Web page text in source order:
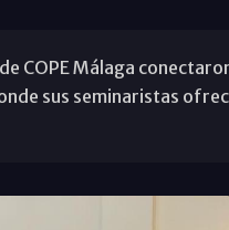
COPE Málaga
sus seminaristas